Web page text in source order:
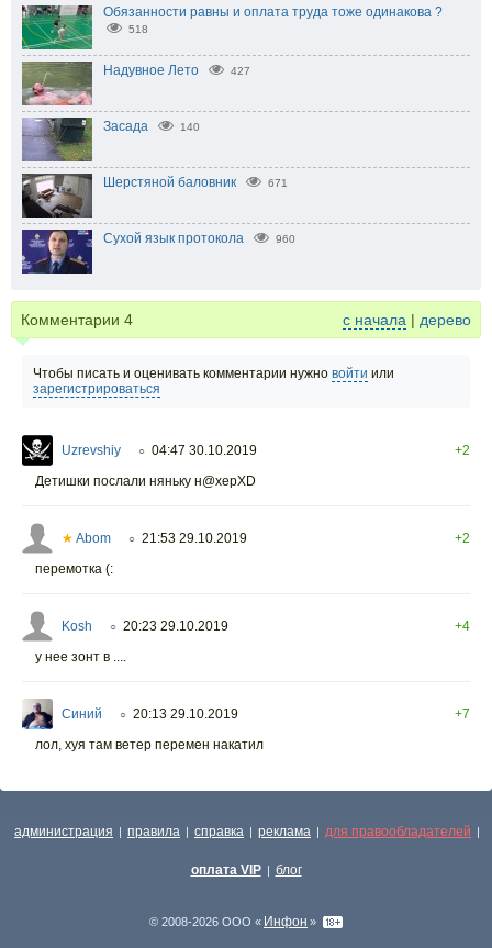
Обязанности равны и оплата труда тоже одинакова ?
518
Надувное Лето 427
Засада 140
Шерстяной баловник 671
Сухой язык протокола 960
Комментарии 4 с начала | дерево
Чтобы писать и оценивать комментарии нужно войти или
зарегистрироваться
Uzrevshiy ○ 04:47 30.10.2019
+2
Детишки послали няньку н@херXD
★ Abom ○ 21:53 29.10.2019
+2
перемотка (:
Kosh ○ 20:23 29.10.2019
+4
у нее зонт в ....
Синий ○ 20:13 29.10.2019
+7
лол, хуя там ветер перемен накатил
администрация | правила | справка | реклама | для правообладателей |
оплата VIP | блог
© 2008-2026 ООО « Инфон »